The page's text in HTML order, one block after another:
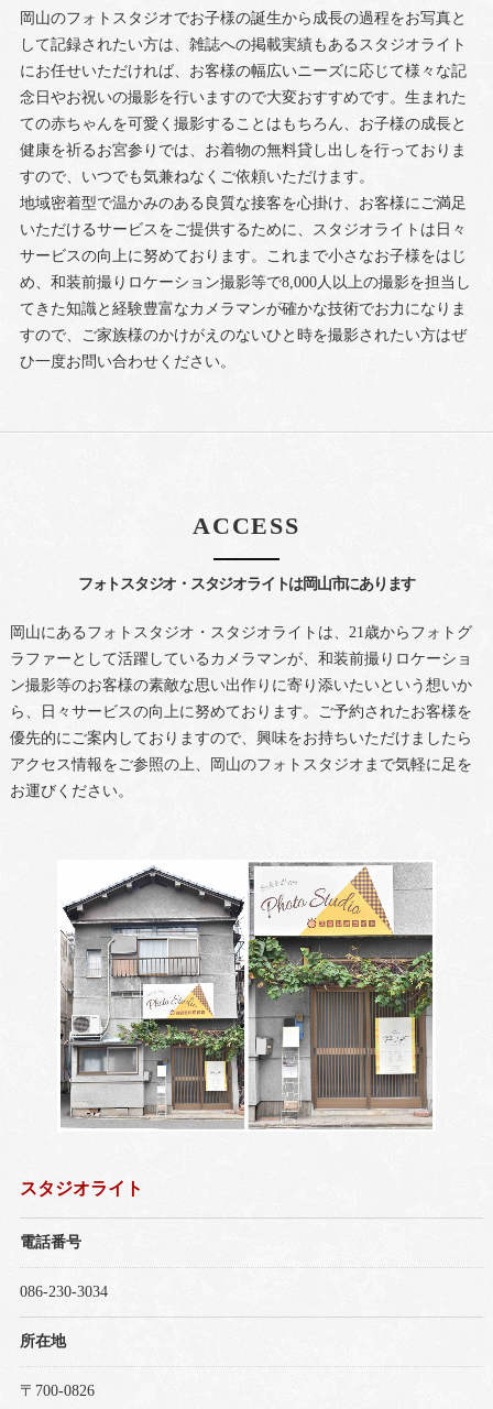
岡山のフォトスタジオでお子様の誕生から成長の過程をお写真と
して記録されたい方は、雑誌への掲載実績もあるスタジオライト
にお任せいただければ、お客様の幅広いニーズに応じて様々な記
念日やお祝いの撮影を行いますので大変おすすめです。生まれた
ての赤ちゃんを可愛く撮影することはもちろん、お子様の成長と
健康を祈るお宮参りでは、お着物の無料貸し出しを行っておりま
すので、いつでも気兼ねなくご依頼いただけます。
地域密着型で温かみのある良質な接客を心掛け、お客様にご満足
いただけるサービスをご提供するために、スタジオライトは日々
サービスの向上に努めております。これまで小さなお子様をはじ
め、和装前撮りロケーション撮影等で8,000人以上の撮影を担当し
てきた知識と経験豊富なカメラマンが確かな技術でお力になりま
すので、ご家族様のかけがえのないひと時を撮影されたい方はぜ
ひ一度お問い合わせください。
フォトスタジオ・スタジオライトは岡山市にあります
ACCESS
岡山にあるフォトスタジオ・スタジオライトは、21歳からフォトグ
ラファーとして活躍しているカメラマンが、和装前撮りロケーショ
ン撮影等のお客様の素敵な思い出作りに寄り添いたいという想いか
ら、日々サービスの向上に努めております。ご予約されたお客様を
優先的にご案内しておりますので、興味をお持ちいただけましたら
アクセス情報をご参照の上、岡山のフォトスタジオまで気軽に足を
お運びください。
スタジオライト
電話番号
086-230-3034
所在地
〒700-0826